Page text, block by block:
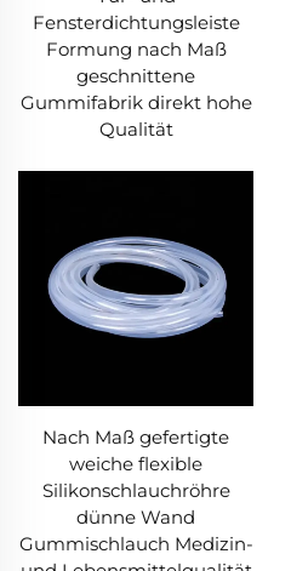
Fensterdichtungsleiste
Formung nach Maß
geschnittene
Gummifabrik direkt hohe
Qualität
Nach Maß gefertigte
weiche flexible
Silikonschlauchröhre
dünne Wand
Gummischlauch Medizin-